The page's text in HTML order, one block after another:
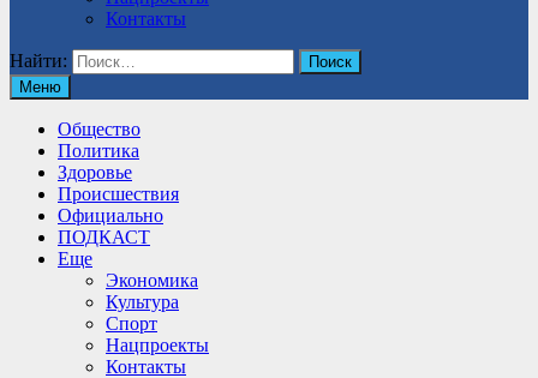
Контакты
Найти:
Меню
Общество
Политика
Здоровье
Происшествия
Официально
ПОДКАСТ
Еще
Экономика
Культура
Спорт
Нацпроекты
Контакты